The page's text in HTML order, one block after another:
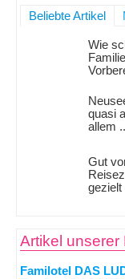
Beliebte Artikel
Wie
quasi
allem
Gut
gezielt
Artikel unserer
Familotel DAS